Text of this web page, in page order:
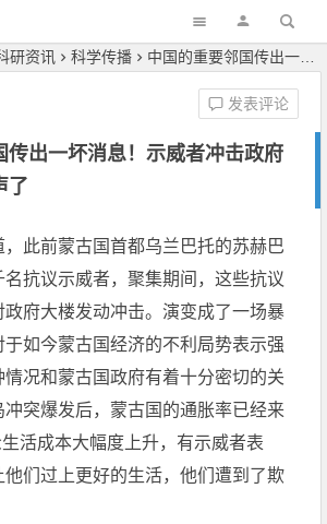
研资讯 科学传播 中国的重要邻国传出一坏消息！示威者冲击政府大楼，中方发声了
传出一坏消息！示威者冲击政府
了
发表评论
，此前蒙古国首都乌兰巴托的苏赫巴
抗议示威者，聚集期间，这些抗议
府大楼发动冲击。演变成了一场暴
如今蒙古国经济的不利局势表示强
况和蒙古国政府有着十分密切的关
突爆发后，蒙古国的通胀率已经来
活成本大幅度上升，有示威者表
他们过上更好的生活，他们遭到了欺